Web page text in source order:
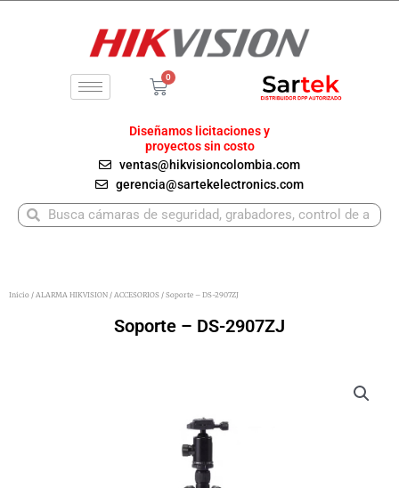
0
Carrito
Diseñamos licitaciones y
proyectos sin costo
ventas@hikvisioncolombia.com
gerencia@sartekelectronics.com
BuscarBuscar
Inicio / ALARMA HIKVISION / ACCESORIOS / Soporte – DS-2907ZJ
Soporte – DS-2907ZJ